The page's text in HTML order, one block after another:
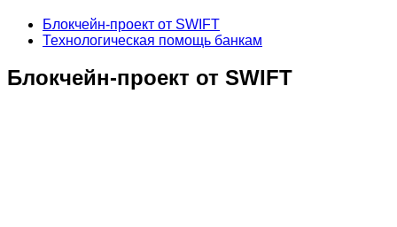
Блокчейн-проект от SWIFT
Технологическая помощь банкам
Блокчейн-проект от SWIFT